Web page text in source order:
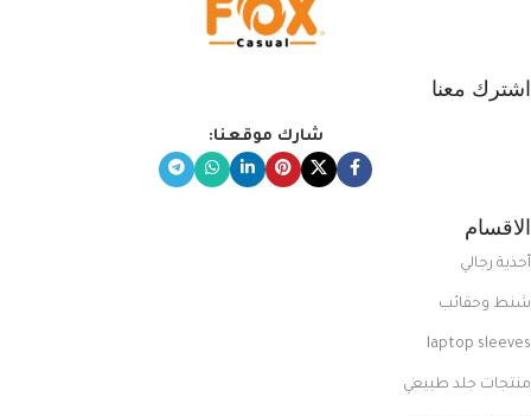
اشترك معنا
شارك موقعنا:
الاقسام
أحذية رجالي
شنط وحقائب
laptop sleeves
منتجات جلد طبيعي